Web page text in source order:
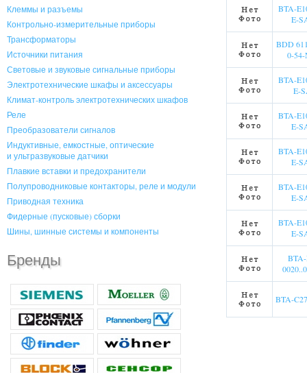
Клеммы и разъемы
Контрольно-измерительные приборы
Трансформаторы
Источники питания
Световые и звуковые сигнальные приборы
Электротехнические шкафы и аксессуары
Климат-контроль электротехнических шкафов
Реле
Преобразователи сигналов
Индуктивные, емкостные, оптические
и ультразвуковые датчики
Плавкие вставки и предохранители
Полупроводниковые контакторы, реле и модули
Приводная техника
Фидерные (пусковые) сборки
Шины, шинные системы и компоненты
Бренды
BTA-
E-
BDD
0-
BTA-
E-
BTA-
E-
BTA-
E-
BTA-
E-
BTA-
E-
BTA-